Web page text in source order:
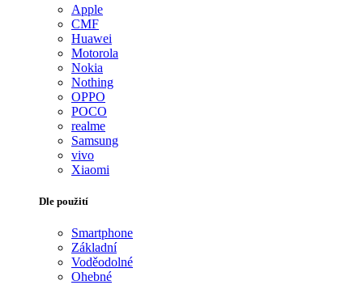
Apple
CMF
Huawei
Motorola
Nokia
Nothing
OPPO
POCO
realme
Samsung
vivo
Xiaomi
Dle použití
Smartphone
Základní
Voděodolné
Ohebné